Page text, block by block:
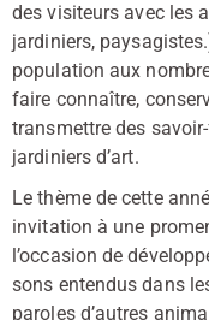
des visiteurs avec les
jardiniers,
population aux
faire connaître,
transmettre des
jardiniers d’art.
Le thème de cette
invitation à une
l’occasion de
sons entendus dans
paroles d’autres